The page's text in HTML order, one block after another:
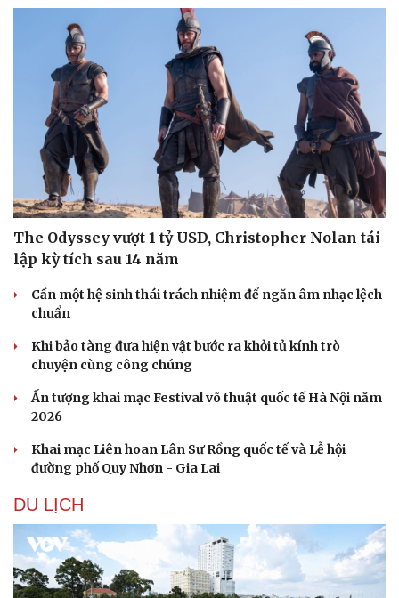
Văn hóa
Sân khấu - Điện ảnh
Văn học
Âm nhạc
Di sản
Giải trí
Nghệ sĩ
Thời trang
Sao Việt
The Odyssey vượt 1 tỷ USD, Christopher Nolan tái
lập kỳ tích sau 14 năm
Cần một hệ sinh thái trách nhiệm để ngăn âm nhạc lệch
chuẩn
Khi bảo tàng đưa hiện vật bước ra khỏi tủ kính trò
chuyện cùng công chúng
Ấn tượng khai mạc Festival võ thuật quốc tế Hà Nội năm
2026
Khai mạc Liên hoan Lân Sư Rồng quốc tế và Lễ hội
đường phố Quy Nhơn - Gia Lai
DU LỊCH